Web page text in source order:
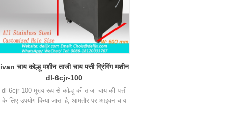
ivan चाय कोल्हू मशीन ताजी चाय पत्ती ग्रिंगिंग मशीन
dl-6cjr-100
dl-6cjr-100 मुख्य रूप से कोल्हू की ताजा चाय की पत्ती
के लिए उपयोग किया जाता है, आमतौर पर आइवन चाय